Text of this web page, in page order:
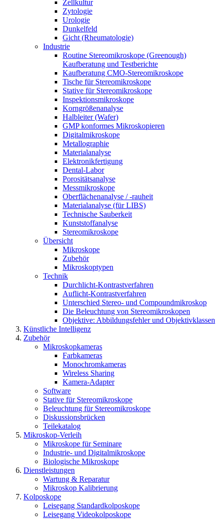
Zellkultur
Zytologie
Urologie
Dunkelfeld
Gicht (Rheumatologie)
Industrie
Routine Stereomikroskope (Greenough)
Kaufberatung und Testberichte
Kaufberatung CMO-Stereomikroskope
Tische für Stereomikroskope
Stative für Stereomikroskope
Inspektionsmikroskope
Korngrößenanalyse
Halbleiter (Wafer)
GMP konformes Mikroskopieren
Digitalmikroskope
Metallographie
Materialanalyse
Elektronikfertigung
Dental-Labor
Porositätsanalyse
Messmikroskope
Oberflächenanalyse / -rauheit
Materialanalyse (für LIBS)
Technische Sauberkeit
Kunststoffanalyse
Stereomikroskope
Übersicht
Mikroskope
Zubehör
Mikroskoptypen
Technik
Durchlicht-Kontrastverfahren
Auflicht-Kontrastverfahren
Unterschied Stereo- und Compoundmikroskop
Die Beleuchtung von Stereomikroskopen
Objektive: Abbildungsfehler und Objektivklassen
Künstliche Intelligenz
Zubehör
Mikroskopkameras
Farbkameras
Monochromkameras
Wireless Sharing
Kamera-Adapter
Software
Stative für Stereomikroskope
Beleuchtung für Stereomikroskope
Diskussionsbrücken
Teilekatalog
Mikroskop-Verleih
Mikroskope für Seminare
Industrie- und Digitalmikroskope
Biologische Mikroskope
Dienstleistungen
Wartung & Reparatur
Mikroskop Kalibrierung
Kolposkope
Leisegang Standardkolposkope
Leisegang Videokolposkope